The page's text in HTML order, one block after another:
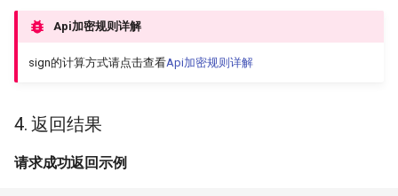
Api加密规则详解
sign的计算方式请点击查看Api加密规则详解
4. 返回结果
请求成功返回示例